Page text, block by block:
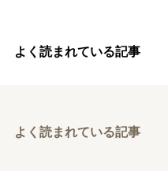
よく読まれている記事
よく読まれている記事